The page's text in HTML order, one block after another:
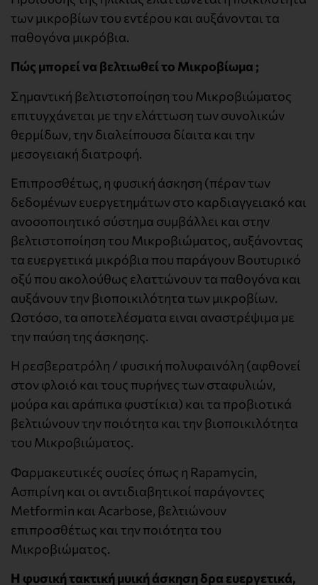
των μικροβίων του εντέρου και αυξάνονται τα
παθογόνα μικρόβια.
Πώς μπορεί να βελτιωθεί το Μικροβίωμα ;
Σημαντική βελτιστοποίηση του Μικροβιώματος
επιτυγχάνεται με την ελάττωση των συνολικών
θερμίδων, την διαλείπουσα δίαιτα και την
μεσογειακή διατροφή.
Επιπροσθέτως, η φυσική άσκηση (πέραν των
δεδομένων ευεργετημάτων στο καρδιαγγειακό και
ανοσοποιητικό σύστημα συμβάλλει και στην
βελτιστοποίηση του Μικροβιώματος, αυξάνοντας
τα ευεργετικά μικρόβια που παράγουν Βουτυρικό
οξύ που ακολούθως ελαττώνουν τα παθογόνα και
αυξάνουν την βιοποικιλότητα των μικροβίων.
Ωστόσο, τα αποτελέσματα ειναι αναστρέψιμα με
την παύση της άσκησης.
Η ρεσβερατρόλη / φυσική πολυφαινόλη (αφθονεί
στον φλοιό και τους πυρήνες των σταφυλιών,
μούρα και αράπικα φυστίκια) και τα προβιοτικά
βελτιώνουν την ποιότητα και την βιοποικιλότητα
του Μικροβιώματος.
Φαρμακευτικές ουσίες όπως η Rapamycin,
Ασπιρίνη και οι αντιδιαβητικοί παράγοντες
Metformin και Acarbose, βελτιώνουν
επιπροσθέτως και την ποιότητα του
Μικροβιώματος.
Η φυσική τακτική μυική άσκηση δρα ευεργετικά,